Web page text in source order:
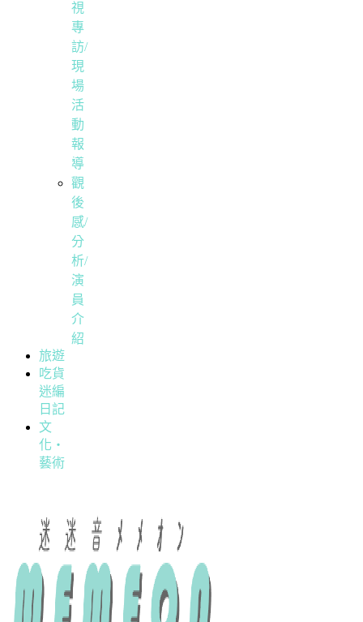
視
專
訪/
現
場
活
動
報
導
觀
後
感/
分
析/
演
員
介
紹
旅遊
吃貨
迷編
日記
文
化・
藝術